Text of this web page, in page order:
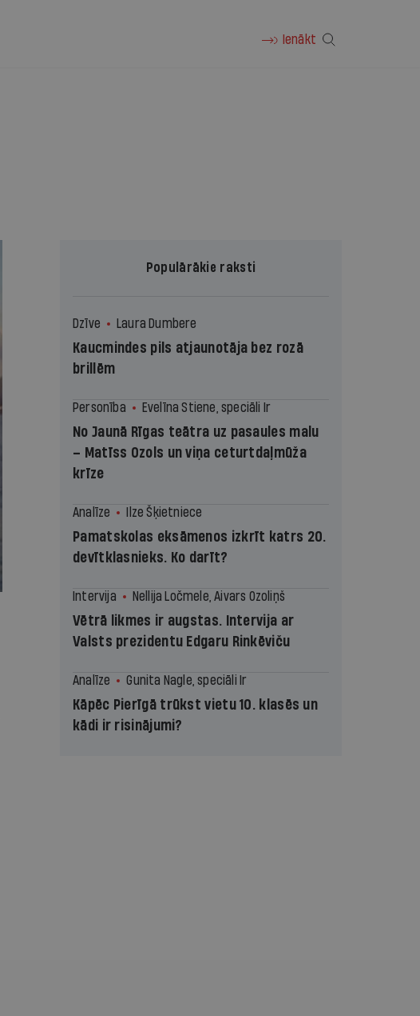
Ienākt
Populārākie raksti
Dzīve Laura Dumbere
Kaucmindes pils atjaunotāja bez rozā
brillēm
Personība Evelīna Stiene, speciāli Ir
No Jaunā Rīgas teātra uz pasaules malu
– Matīss Ozols un viņa ceturtdaļmūža
krīze
Analīze Ilze Šķietniece
Pamatskolas eksāmenos izkrīt katrs 20.
devītklasnieks. Ko darīt?
Intervija Nellija Ločmele, Aivars Ozoliņš
Vētrā likmes ir augstas. Intervija ar
Valsts prezidentu Edgaru Rinkēviču
Analīze Gunita Nagle, speciāli Ir
Kāpēc Pierīgā trūkst vietu 10. klasēs un
kādi ir risinājumi?